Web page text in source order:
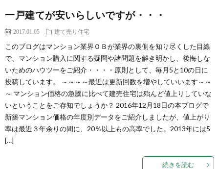
一戸建てが安いらしいですが・・・
2017.01.05 建て売り住宅
このブログはマンション業界ＯＢが業界の裏側を知り尽くした目線
で、マンション購入に関する疑問や諸問題を解き明かし、後悔しな
いためのハウツーをご紹介・・・・原則として、毎月5と10の日に
投稿しています。 ～～～～最近は更新回数を増やしていいます～～
～ マンション価格の急騰に比べて建売住宅は殆んど値上りしていな
いということをご存知でしょうか？ 2016年12月18日の本ブログで
新築マンション価格の年度別データをご紹介しましたが、値上がり
率は最近３年余りの間に、20％以上もの高率でした。2013年には5
[…]
続きを読む